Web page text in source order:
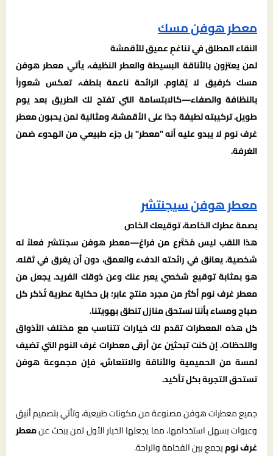
معطر هوفن مسك
النقاء المطلق في تناغمٍ عميق للأقمشة
لمن يعتزون بالأناقة البسيطة والعطر النظيف، يأتي معطر هوفن
مسك كرفيق لا يُقاوم. الرائحة ناعمة بلطف، تعكس شعوراً
بالنظافة والصفاء—كالابتسامة التي تفتح لك الطريق بعد يوم
طويل. تركيبته لطيفة جدًا على الأقمشة، ومثالية لمن يحبون معطر
غرف نوم لا يبدو عليه أنه "معطر" بل جزء طبيعي من الهدوء ضمن
الغرفة.
معطر هوفن سيجنتشر
بصمة عطرك الخاصة، توقيعك الخاص
هذا اللقب ليس مُختَرع من فراغ—معطر هوفن سجنتشر فعلاً له
شخصية. يعانق في رائحته الدفء والعمق، دون أن يغرق في ثقله.
هو بمثابة توقيع شخصي يعبر عنك وعن ذوقك الفريد. يجعل من
معطر غرف نوم أكثر من مجرد منتج عابر؛ بل حكاية عطرية تُذكر كل
صباح ومساء بأننا نستحق منازل تنطق بهويتنا.
كل هذه المعطرات تقدم لك خيارات تتناسب مع مختلف الأذواق
واللحظات. إن كنت تبحثين عن أرقى معطرات غرف النوم التي تضيف
لمسة من الحميمية والأناقة والانتعاش، فإن مجموعة هوفن
تستحق التجربة بكل تأكيد.
جميع معطرات هوفن مصنوعة من مكونات طبيعية، وتأتي بتصميم أنيق
وعبوات يسهل استخدامها، مما يجعلها الخيار الأول لمن يبحث عنمعطر
غرف نوميجمع بين الفخامة والراحة.